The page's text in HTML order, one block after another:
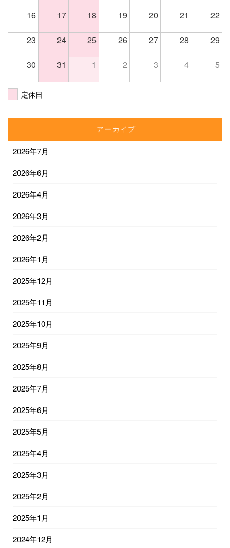
16 17 18 19 20 21 22
23 24 25 26 27 28 29
30 31 1 2 3 4 5
定休日
アーカイブ
2026年7月
2026年6月
2026年4月
2026年3月
2026年2月
2026年1月
2025年12月
2025年11月
2025年10月
2025年9月
2025年8月
2025年7月
2025年6月
2025年5月
2025年4月
2025年3月
2025年2月
2025年1月
2024年12月